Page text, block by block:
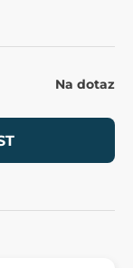
Na dotaz